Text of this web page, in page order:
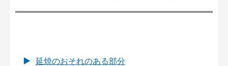
延焼のおそれのある部分